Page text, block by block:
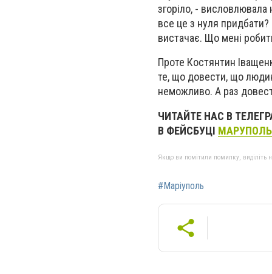
згоріло, -
все це з нуля придбати?
вистачає. Що мені
Проте Костянтин
те, що довести, що
неможливо. А раз
ЧИТАЙТЕ НАС В
В ФЕЙСБУЦІ
Якщо ви помітили помилку, виділіть
#Маріуполь